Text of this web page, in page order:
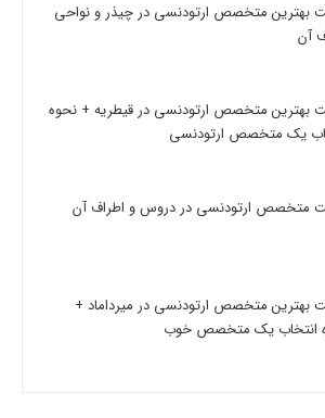
بهترین متخصص ارتودنسی در چیذر و نواحی
آن
بهترین متخصص ارتودنسی در قیطریه + نحوه
یک متخصص ارتودنسی
متخصص ارتودنسی در دروس و اطراف آن
بهترین متخصص ارتودنسی در میرداماد +
انتخاب یک متخصص خوب